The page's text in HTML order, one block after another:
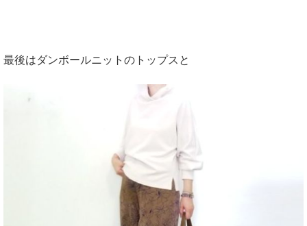
最後はダンボールニットのトップスと